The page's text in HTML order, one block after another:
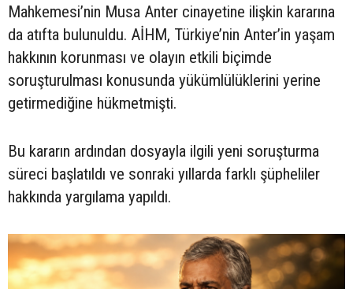
Mahkemesi’nin Musa Anter cinayetine ilişkin kararına
da atıfta bulunuldu. AİHM, Türkiye’nin Anter’in yaşam
hakkının korunması ve olayın etkili biçimde
soruşturulması konusunda yükümlülüklerini yerine
getirmediğine hükmetmişti.
Bu kararın ardından dosyayla ilgili yeni soruşturma
süreci başlatıldı ve sonraki yıllarda farklı şüpheliler
hakkında yargılama yapıldı.